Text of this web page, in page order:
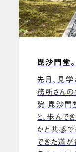
毘沙門堂。
先月、見
務所さん
院 毘沙門
と、歩んで
かと共感で
できた道